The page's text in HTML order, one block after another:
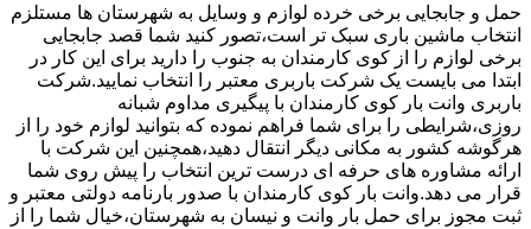
حمل و جابجایی برخی خرده لوازم و وسایل به شهرستان ها مستلزم
انتخاب ماشین باری سبک تر است،تصور کنید شما قصد جابجایی
برخی لوازم را از کوی کارمندان به جنوب را دارید برای این کار در
ابتدا می بایست یک شرکت باربری معتبر را انتخاب نمایید.شرکت
باربری وانت بار کوی کارمندان با پیگیری مداوم شبانه
روزی،شرایطی را برای شما فراهم نموده که بتوانید لوازم خود را از
هرگوشه کشور به مکانی دیگر انتقال دهید،همچنین این شرکت با
ارائه مشاوره های حرفه ای درست ترین انتخاب را پیش روی شما
قرار می دهد.وانت بار کوی کارمندان با صدور بارنامه دولتی معتبر و
ثبت مجوز برای حمل بار وانت و نیسان به شهرستان،خیال شما را از